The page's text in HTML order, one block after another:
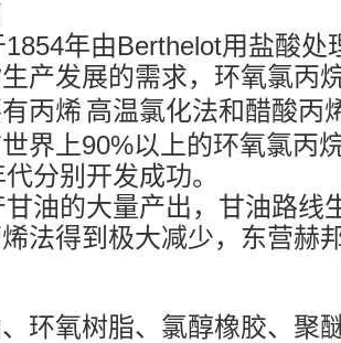
年由Berthelot用盐酸
产发展的需求，环氧氯丙
丙烯 高温氯化法和醋酸丙
界上90%以上的环氧氯丙
分别开发成功。
油的大量产出，甘油路
法得到极大减少，东营赫
环氧树脂、氯醇橡胶、聚